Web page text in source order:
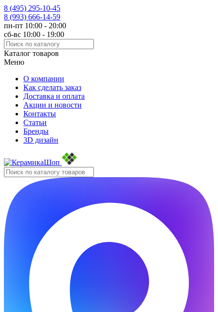
8 (495) 295-10-45
8 (993) 666-14-59
пн-пт 10:00 - 20:00
сб-вс 10:00 - 19:00
Каталог товаров
Меню
О компании
Как сделать заказ
Доставка и оплата
Акции и новости
Контакты
Статьи
Бренды
3D дизайн